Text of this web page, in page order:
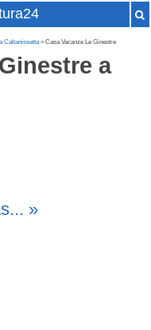
Caltanissetta» Casa Vacanze Le Ginestre
a
»